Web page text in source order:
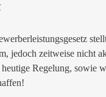
jedoch zeitweise nicht
Regelung, sowie